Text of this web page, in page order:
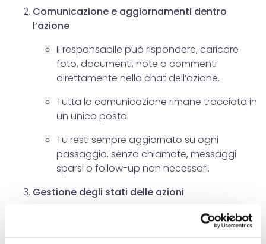
Comunicazione e aggiornamenti dentro
l’azione
Il responsabile può rispondere, caricare
foto, documenti, note o commenti
direttamente nella chat dell’azione.
Tutta la comunicazione rimane tracciata in
un unico posto.
Tu resti sempre aggiornato su ogni
passaggio, senza chiamate, messaggi
sparsi o follow-up non necessari.
Gestione degli stati delle azioni
Come impostare gli stati personalizzati
Completata,In